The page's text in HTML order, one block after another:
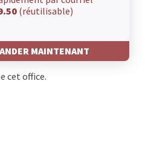
(réutilisable)
MAINTENANT
cet office.